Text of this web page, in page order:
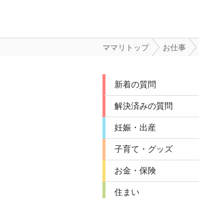
ママリトップ お仕事
新着の質問
解決済みの質問
妊娠・出産
子育て・グッズ
お金・保険
住まい